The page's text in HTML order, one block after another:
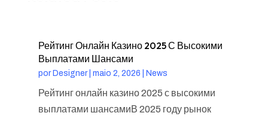
Рейтинг Онлайн Казино 2025 С Высокими
Выплатами Шансами
por Designer| maio 2, 2026 News
Рейтинг онлайн казино 2025 с высокими
выплатами шансамиВ 2025 году рынок